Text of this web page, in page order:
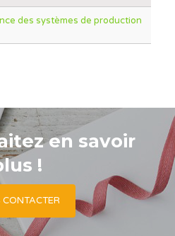
des systèmes de production
en savoir
!
CONTACTER